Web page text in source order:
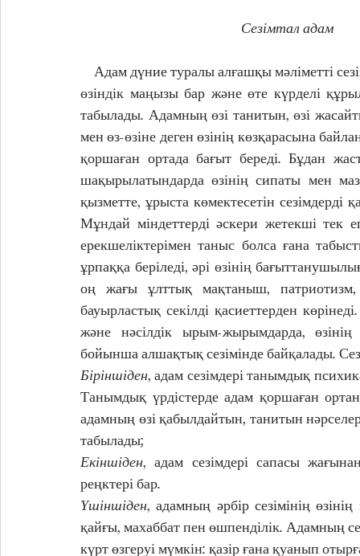
                                                  Сезімтал адам
өзіндік маңызы бар және өте күрделі
табылады. Адамның өзі танитын, өзі
мен өз-өзіне деген өзінің көзқарасына
қоршаған ортада бағыт береді. Бұдан
шақырылатындарда өзінің сипаты мен
қызметте, ұрыста көмектесетін сезімдерді
Мұндай міндеттерді әскери жетекші тек
ерекшеліктерімен таныс болса ғана
ұрпаққа беріледі, әрі өзінің
оң жағы ұлттық мақтаныш,
бауырластық секілді қасиеттерден
және нәсілдік ырым-жырымдарда,
бойынша алшақтық сезімінде байқалады.
Біріншіден, адам сезімдері танымдық
Танымдық үрдістерде адам қоршаған
адамның өзі қабылдайтын, танитын
табылады;
Екіншіден, адам сезімдері сапасы
реңктері бар.
Үшіншіден, адамның әрбір сезімінің
қайғы, махаббат пен өшпенділік. Адамның
күрт өзгеруі мүмкін: қазір ғана қуанып